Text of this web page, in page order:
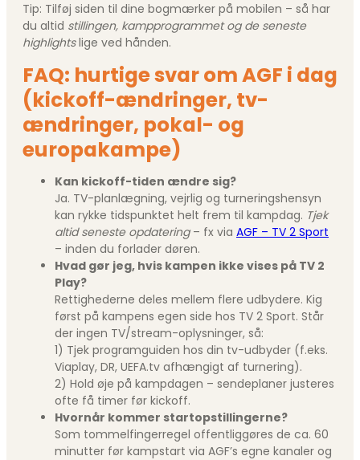
Tip: Tilføj siden til dine bogmærker på mobilen – så har
du altid stillingen, kampprogrammet og de seneste
highlightslige ved hånden.
FAQ: hurtige svar om AGF i dag
(kickoff-ændringer, tv-
ændringer, pokal- og
europakampe)
Kan kickoff-tiden ændre sig?
Ja. TV-planlægning, vejrlig og turneringshensyn
kan rykke tidspunktet helt frem til kampdag. Tjek
altid seneste opdatering– fx via AGF – TV 2 Sport
– inden du forlader døren.
Hvad gør jeg, hvis kampen ikke vises på TV 2
Play?
Rettighederne deles mellem flere udbydere. Kig
først på kampens egen side hos TV 2 Sport. Står
der ingen TV/stream-oplysninger, så:
1) Tjek programguiden hos din tv-udbyder (f.eks.
Viaplay, DR, UEFA.tv afhængigt af turnering).
2) Hold øje på kampdagen – sendeplaner justeres
ofte få timer før kickoff.
Hvornår kommer startopstillingerne?
Som tommelfingerregel offentliggøres de ca. 60
minutter før kampstart via AGF’s egne kanaler og